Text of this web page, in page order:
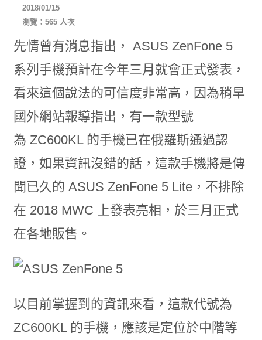
2018/01/15
瀏覽：565 人次
先情曾有消息指出， ASUS ZenFone 5
系列手機預計在今年三月就會正式發表，
看來這個說法的可信度非常高，因為稍早
國外網站報導指出，有一款型號
為 ZC600KL 的手機已在俄羅斯通過認
證，如果資訊沒錯的話，這款手機將是傳
聞已久的 ASUS ZenFone 5 Lite，不排除
在 2018 MWC 上發表亮相，於三月正式
在各地販售。
以目前掌握到的資訊來看，這款代號為
ZC600KL 的手機，應該是定位於中階等